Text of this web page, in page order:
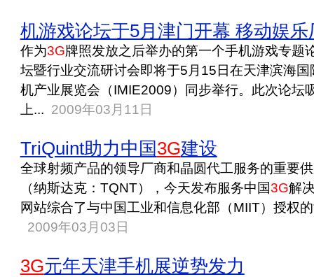
机游戏论坛于5月津门开幕 移动娱乐
作为3G牌照发放之后举办的第一个手机游戏专题
坛暨行业交流研讨会即将于5月15日在天津滨海
机产业展览会（IMIE2009）同步举行。此次论坛
上... 2009年03月11日
TriQuint助力中国 3G建设
全球射频产品的领导厂商和晶圆代工服务的重要
（纳斯达克：TQNT），今天发布服务中国3G解
网站综合了与中国工业和信息化部（MIIT）授权
2009年03月03日
3G元年天津手机展逆势发力